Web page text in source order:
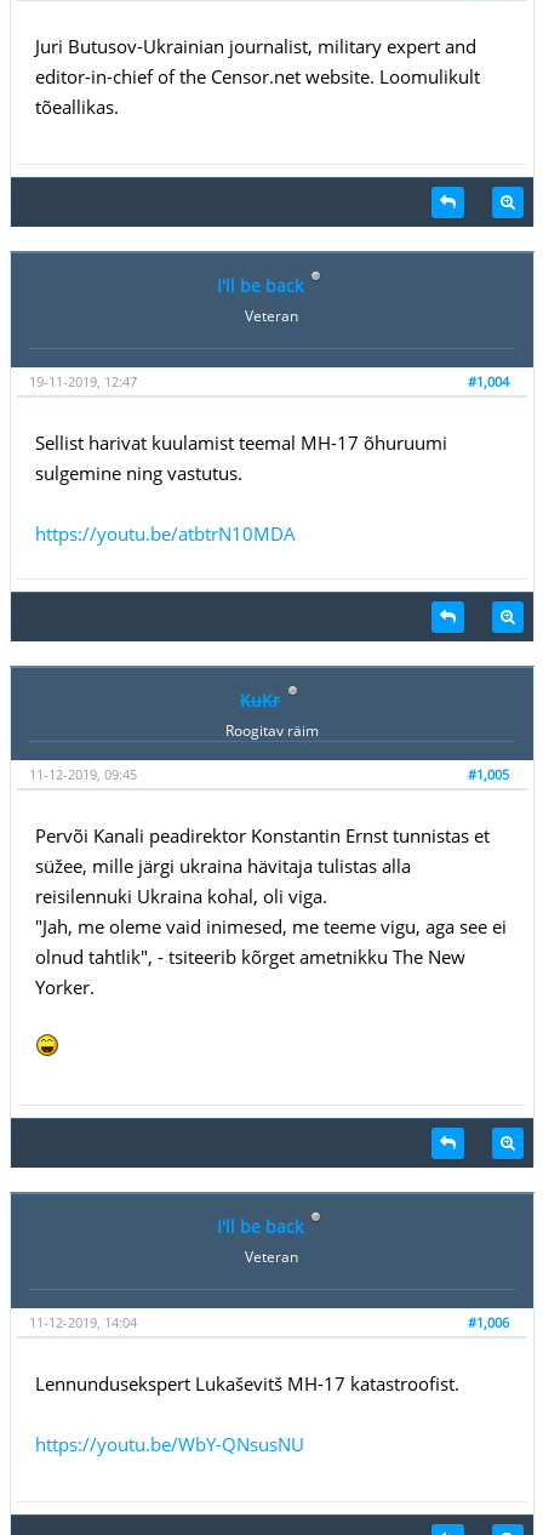
Juri Butusov-Ukrainian journalist, military expert and
editor-in-chief of the Censor.net website. Loomulikult
tõeallikas.
I'll be back
Veteran
#1,004
19-11-2019, 12:47
Sellist harivat kuulamist teemal MH-17 õhuruumi
sulgemine ning vastutus.
https://youtu.be/atbtrN10MDA
KuKr
Roogitav räim
#1,005
11-12-2019, 09:45
Pervõi Kanali peadirektor Konstantin Ernst tunnistas et
süžee, mille järgi ukraina hävitaja tulistas alla
reisilennuki Ukraina kohal, oli viga.
"Jah, me oleme vaid inimesed, me teeme vigu, aga see ei
olnud tahtlik", - tsiteerib kõrget ametnikku The New
Yorker.
I'll be back
Veteran
#1,006
11-12-2019, 14:04
Lennundusekspert Lukaševitš MH-17 katastroofist.
https://youtu.be/WbY-QNsusNU